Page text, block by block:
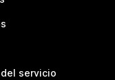
servicio